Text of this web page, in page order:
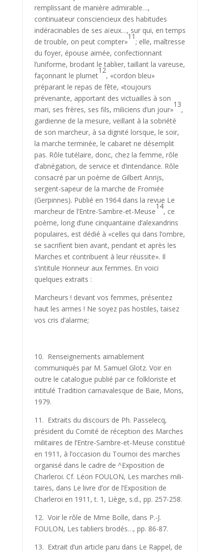
remplissant de manière admirable…,
continuateur consciencieux des habitudes
indéracinables de ses aïeux…, sur qui, en temps
de trouble, on peut compter»
11
; elle, maîtresse
du foyer, épouse aimée, confection­nant
l’uniforme, brodant le tablier, taillant la vareuse,
façonnant le plu­met
12
, «cordon bleu»
préparant le repas de fête, «toujours
prévenante, apportant des victuailles à son
mari, ses frères, ses fils, miliciens d’un jour»
13
,
gardienne de la mesure, veillant à la sobriété
de son marcheur, à sa dignité lorsque, le soir,
la marche terminée, le cabaret ne désemplit
pas. Rôle tutélaire, donc, chez la femme, rôle
d’abnégation, de service et d’intendance. Rôle
consacré par un poème de Gilbert Anrijs,
sergent-sapeur de la marche de Fromiée
(Gerpinnes). Publié en 1964 dans la revue Le
marcheur de l’Entre-Sambre-et-Meuse
14
, ce
poème, long d’une cinquantaine d’alexandrins
populaires, est dédié à «celles qui dans l’om­bre,
se sacrifient bien avant, pendant et après les
Marches et contribuent à leur réussite». Il
s’intitule Honneur aux femmes. En voici
quelques extraits :
Marcheurs ! devant vos femmes, présentez
haut les armes ! Ne soyez pas hostiles, taisez
vos cris d’alarme;
10. Renseignements aimablement
communiqués par M. Samuel Glotz. Voir en
outre le catalogue publié par ce folkloriste et
intitulé Tradition carnavalesque de Baie, Mons,
1979.
11. Extraits du discours de Ph. Passelecq,
président du Comité de réception des Marches
militaires de l’Entre-Sambre-et-Meuse constitué
en 1911, à l’occasion du Tournoi des marches
organisé dans le cadre de ^Exposition de
Charleroi. Cf. Léon FOULON, Les marches mili­
taires, dans Le livre d’or de l’Exposition de
Charleroi en 1911, t. 1, Liège, s.d., pp. 257-258.
12. Voir le rôle de Mme Bolle, dans P.-J.
FOULON, Les tabliers brodés…, pp. 86-87.
13. Extrait d’un article paru dans Le Rappel, de